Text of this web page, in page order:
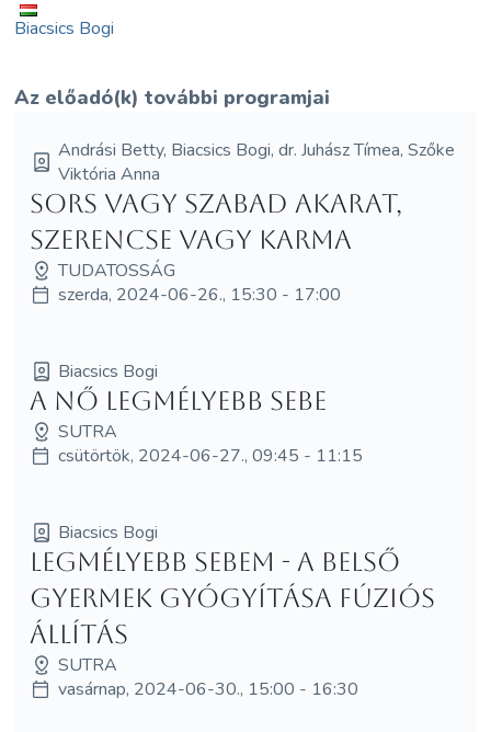
Biacsics Bogi
Az előadó(k) további programjai
Andrási Betty, Biacsics Bogi, dr. Juhász Tímea, Szőke
Viktória Anna
Sors vagy szabad akarat,
szerencse vagy karma
TUDATOSSÁG
szerda, 2024-06-26., 15:30 - 17:00
Biacsics Bogi
A nő legmélyebb sebe
SUTRA
csütörtök, 2024-06-27., 09:45 - 11:15
Biacsics Bogi
Legmélyebb sebem - a belső
gyermek gyógyítása fúziós
állítás
SUTRA
vasárnap, 2024-06-30., 15:00 - 16:30